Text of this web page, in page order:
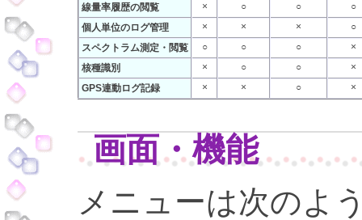
線量率履歴の閲覧
× ○ ○
○
個人単位のログ管理
× × ×
○
スペクトラム測定・閲覧
○ ○ ○
×
核種識別
× ○ ○
×
GPS連動ログ記録
× × ○ ×
画面・機能
メニューは次のよ